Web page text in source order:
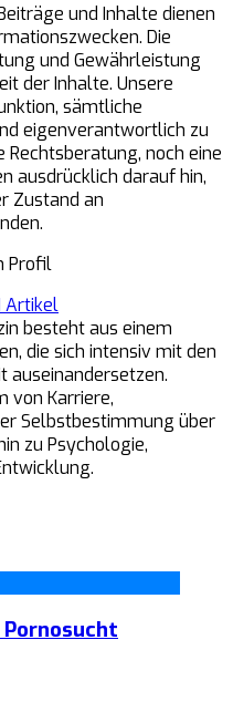
und Inhalte dienen
Die
und Gewährleistung
der Inhalte. Unsere
sämtliche
eigenverantwortlich zu
noch eine
ausdrücklich darauf hin,
Zustand an
Artikel
besteht aus einem
die sich intensiv mit den
auseinandersetzen.
von Karriere,
Selbstbestimmung über
zu Psychologie,